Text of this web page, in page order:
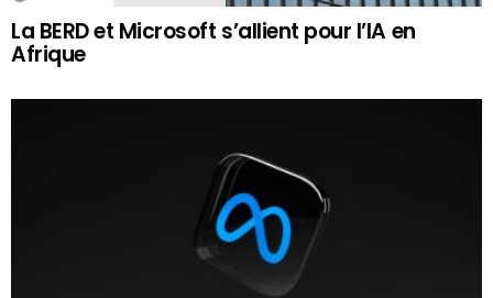
La BERD et Microsoft s’allient pour l’IA en
Afrique